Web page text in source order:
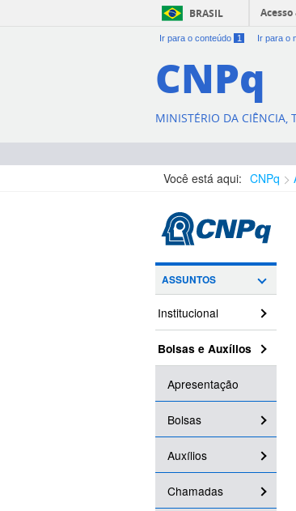
BRASIL
Ir para o conteúdo 1 Ir para o
CNPq
MINISTÉRIO DA CIÊNCIA,
Você está aqui: CNPq
ASSUNTOS
Institucional
Bolsas e Auxílios
Apresentação
Bolsas
Auxílios
Chamadas